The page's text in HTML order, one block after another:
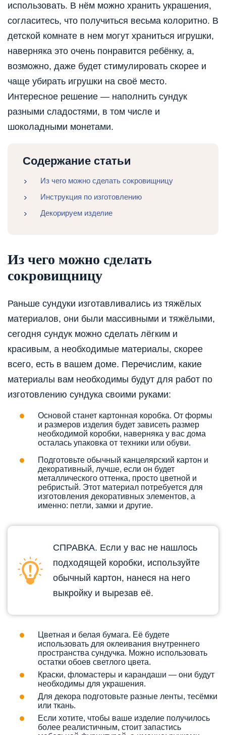
использовать. В нём можно хранить украшения,
согласитесь, что получиться весьма колоритно. В
детской комнате в нем могут храниться игрушки,
наверняка это очень понравится ребёнку, а,
возможно, даже будет стимулировать скорее и
чаще убирать игрушки на своё место.
Интересное решение — наполнить сундук
разными сладостями, в том числе и
шоколадными монетами.
Содержание статьи
Из чего можно сделать сокровищницу
Инструкция по изготовлению
Декорируем изделие
Из чего можно сделать
сокровищницу
Раньше сундуки изготавливались из тяжёлых
материалов, они были массивными и тяжёлыми,
сегодня сундук можно сделать лёгким и
красивым, а необходимые материалы, скорее
всего, есть в вашем доме. Перечислим, какие
материалы вам необходимы будут для работ по
изготовлению сундука своими руками:
Основой станет картонная коробка. От формы
и размеров изделия будет зависеть размер
необходимой коробки, наверняка у вас дома
осталась упаковка от техники или обуви.
Подготовьте обычный канцелярский картон и
декоративный, лучше, если он будет
металлического оттенка, просто цветной и
ребристый. Этот материал потребуется для
изготовления декоративных элементов, а
именно: петли, замки и другие.
СПРАВКА. Если у вас не нашлось
подходящей коробки, используйте
обычный картон, нанеся на него
выкройку и вырезав её.
Цветная и белая бумага. Её будете
использовать для оклеивания внутреннего
пространства сундучка. Можно использовать
остатки обоев светлого цвета.
Краски, фломастеры и карандаши — они будут
необходимы для украшения.
Для декора подготовьте разные ленты, тесёмки
или ткань.
Если хотите, чтобы ваше изделие получилось
более реалистичным, стоит запастись